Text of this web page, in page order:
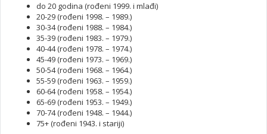
do 20 godina (rođeni 1999. i mlađi)
20-29 (rođeni 1998. – 1989.)
30-34 (rođeni 1988. – 1984.)
35-39 (rođeni 1983. – 1979.)
40-44 (rođeni 1978. – 1974.)
45-49 (rođeni 1973. – 1969.)
50-54 (rođeni 1968. – 1964.)
55-59 (rođeni 1963. – 1959.)
60-64 (rođeni 1958. – 1954.)
65-69 (rođeni 1953. – 1949.)
70-74 (rođeni 1948. – 1944.)
75+ (rođeni 1943. i stariji)